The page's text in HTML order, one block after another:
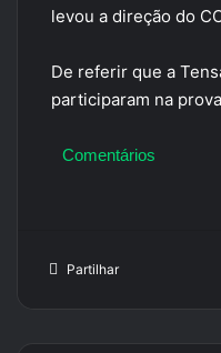
levou a direção do
De referir que a
participaram na
Comentários
Partilhar